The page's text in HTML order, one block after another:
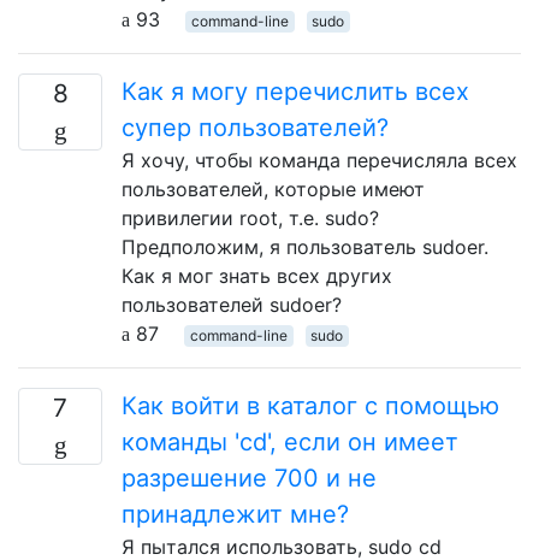
93
command-line sudo
8
Как я могу перечислить всех
супер пользователей?
Я хочу, чтобы команда перечисляла всех
пользователей, которые имеют
привилегии root, т.е. sudo?
Предположим, я пользователь sudoer.
Как я мог знать всех других
пользователей sudoer?
87
command-line sudo
7
Как войти в каталог с помощью
команды 'cd', если он имеет
разрешение 700 и не
принадлежит мне?
Я пытался использовать, sudo cd